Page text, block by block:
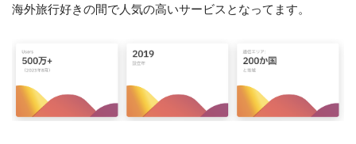
海外旅行好きの間で人気の高いサービスとなってます。